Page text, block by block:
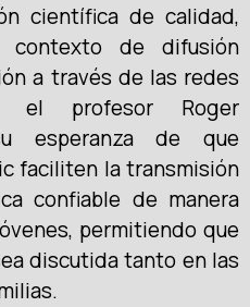
científica de calidad,
contexto de difusión
a través de las redes
el profesor Roger
esperanza de que
faciliten la transmisión
confiable de manera
permitiendo que
discutida tanto en las